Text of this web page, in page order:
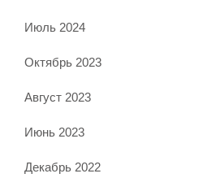
Июль 2024
Октябрь 2023
Август 2023
Июнь 2023
Декабрь 2022